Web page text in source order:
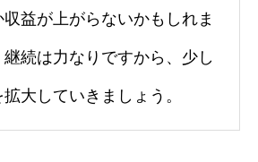
益が上がらないかもしれま
続は力なりですから、少し
大していきましょう。